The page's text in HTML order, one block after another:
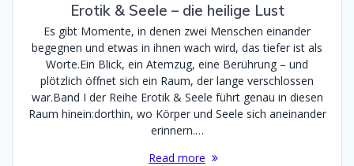
Erotik & Seele – die heilige Lust
Es gibt Momente, in denen zwei Menschen einander
begegnen und etwas in ihnen wach wird, das tiefer ist als
Worte.Ein Blick, ein Atemzug, eine Berührung – und
plötzlich öffnet sich ein Raum, der lange verschlossen
war.Band I der Reihe Erotik & Seele führt genau in diesen
Raum hinein:dorthin, wo Körper und Seele sich aneinander
erinnern.…
Read more